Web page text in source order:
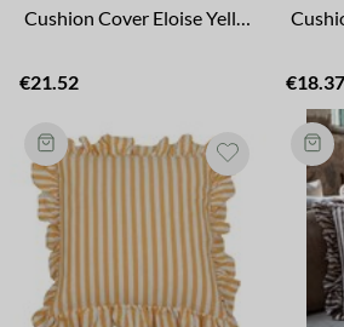
€21.52 €18.37